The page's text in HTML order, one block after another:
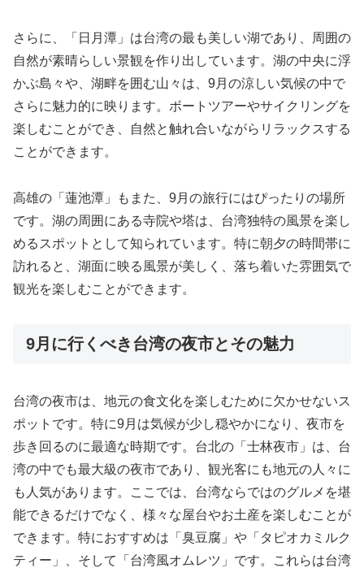
さらに、「日月潭」は台湾の最も美しい湖であり、周囲の
自然が素晴らしい景観を作り出しています。湖の中央に浮
かぶ島々や、湖畔を囲む山々は、9月の涼しい気候の中で
さらに魅力的に映ります。ボートツアーやサイクリングを
楽しむことができ、自然と触れ合いながらリラックスする
ことができます。
高雄の「蓮池潭」もまた、9月の旅行にはぴったりの場所
です。湖の周囲にある寺院や塔は、台湾独特の風景を楽し
めるスポットとして知られています。特に朝夕の時間帯に
訪れると、湖面に映る風景が美しく、落ち着いた雰囲気で
観光を楽しむことができます。
9月に行くべき台湾の夜市とその魅力
台湾の夜市は、地元の食文化を楽しむために欠かせないス
ポットです。特に9月は気候が少し穏やかになり、夜市を
歩き回るのに最適な時期です。台北の「士林夜市」は、台
湾の中でも最大級の夜市であり、観光客にも地元の人々に
も人気があります。ここでは、台湾ならではのグルメを堪
能できるだけでなく、様々な屋台やお土産を楽しむことが
できます。特におすすめは「臭豆腐」や「タピオカミルク
ティー」、そして「台湾風オムレツ」です。これらは台湾